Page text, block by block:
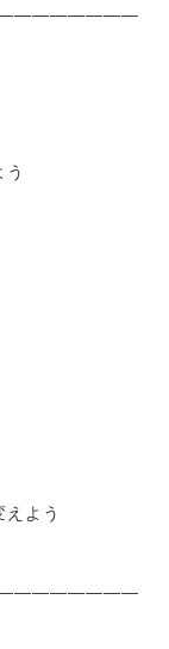
よう